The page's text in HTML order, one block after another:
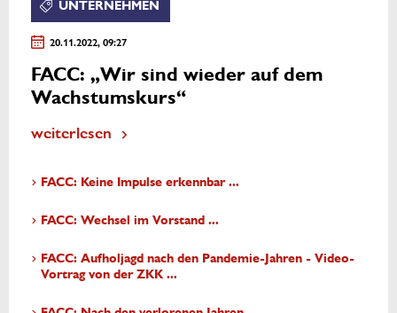
UNTERNEHMEN
20.11.2022, 09:27
FACC: „Wir sind wieder auf dem
Wachstumskurs“
weiterlesen
FACC: Keine Impulse erkennbar ...
FACC: Wechsel im Vorstand ...
FACC: Aufholjagd nach den Pandemie-Jahren - Video-
Vortrag von der ZKK ...